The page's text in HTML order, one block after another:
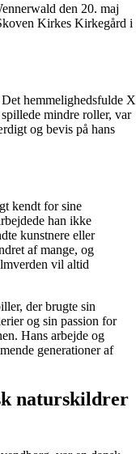
den 20. maj
Kirkes Kirkegård i
hemmelighedsfulde X
mindre roller, var
og bevis på hans
kendt for sine
han ikke
kunstnere eller
af mange, og
vil altid
der brugte sin
og sin passion for
Hans arbejde og
generationer af
naturskildrer